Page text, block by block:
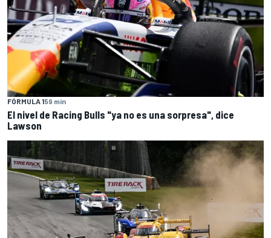
FÓRMULA 159 min
El nivel de Racing Bulls "ya no es una sorpresa", dice
Lawson